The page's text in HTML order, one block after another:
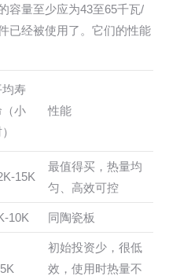
容量至少应为43至65千瓦/
已经被使用了。它们的性能
均寿
（小
性能
15K
最值得买，热量均
匀、高效可控
10K 同陶瓷板
初始投资少，很低
效，使用时热量不